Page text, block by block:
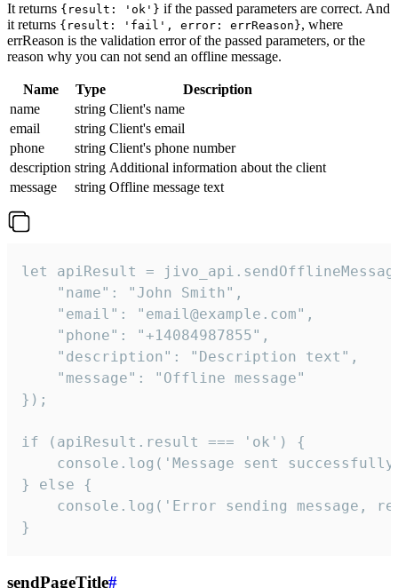
It returns {result: 'ok'} if the passed parameters are correct. And
it returns {result: 'fail', error: errReason}, where
errReason is the validation error of the passed parameters, or the
reason why you can not send an offline message.
Name Type
Description
name
string Client's name
email
string Client's email
phone
string Client's phone number
description string Additional information about the client
message
string Offline message text
let apiResult =
    "name": "John Smith",
    "email": "email@example.com",
    "phone": "+14084987855",
    "description": "Description text",
    "message": "Offline message"
});
if (apiResult.result === 'ok') {
console.log('Message sent
} else {
console.log('Error sending message,
}
sendPageTitle#